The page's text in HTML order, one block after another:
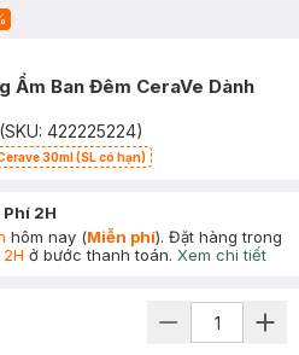
Ẩm Ban Đêm CeraVe Dành
(SKU: 422225224)
30ml (SL có hạn)
2H
hôm nay (Miễn phí). Đặt hàng trong
2H ở bước thanh toán. Xem chi tiết